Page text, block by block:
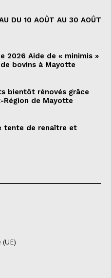
DU 10 AOÛT AU 30 AOÛT
2026 Aide de « minimis »
bovins à Mayotte
bientôt rénovés grâce
Région de Mayotte
tente de renaître et